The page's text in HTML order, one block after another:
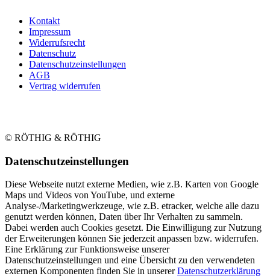
Kontakt
Impressum
Widerrufsrecht
Datenschutz
Datenschutzeinstellungen
AGB
Vertrag widerrufen
© RÖTHIG & RÖTHIG
Daten­schutz­ein­stellungen
Diese Webseite nutzt externe Medien, wie z.B. Karten von Google
Maps und Videos von YouTube, und externe
Analyse-/Marketingwerkzeuge, wie z.B. etracker, welche alle dazu
genutzt werden können, Daten über Ihr Verhalten zu sammeln.
Dabei werden auch Cookies gesetzt. Die Einwilligung zur Nutzung
der Erweiterungen können Sie jederzeit anpassen bzw. widerrufen.
Eine Erklärung zur Funktionsweise unserer
Datenschutzeinstellungen und eine Übersicht zu den verwendeten
externen Komponenten finden Sie in unsererDatenschutzerklärung